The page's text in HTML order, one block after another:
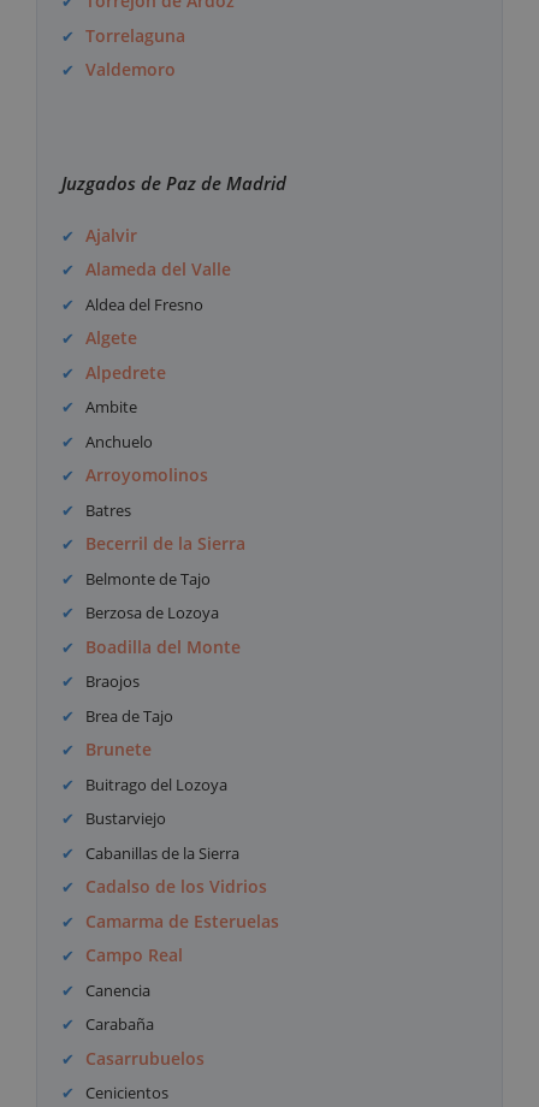
Torrelaguna
Valdemoro
Juzgados de Paz de Madrid
Ajalvir
Alameda del Valle
Aldea del Fresno
Algete
Alpedrete
Ambite
Anchuelo
Arroyomolinos
Batres
Becerril de la Sierra
Belmonte de Tajo
Berzosa de Lozoya
Boadilla del Monte
Braojos
Brea de Tajo
Brunete
Buitrago del Lozoya
Bustarviejo
Cabanillas de la Sierra
Cadalso de los Vidrios
Camarma de Esteruelas
Campo Real
Canencia
Carabaña
Casarrubuelos
Cenicientos